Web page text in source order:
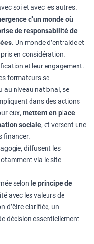
soi et avec les autres.
d’un monde où
de responsabilité de
Un monde d’entraide et
en considération.
et leur engagement.
formateurs se
au niveau national, se
dans des actions
eux, mettent en place
sociale, et versent une
financer.
diffusent les
via le site
selon le principe de
avec les valeurs de
d’être clarifiée, un
décision essentiellement